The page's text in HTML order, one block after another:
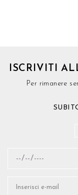
ISCRIVITI
Per rimanere